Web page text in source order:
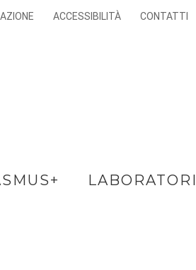
ACCESSIBILITÀ CONTATTI
LABORATORI